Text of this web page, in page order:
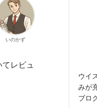
いのかず
てレビュ
ウイ
みが
ブロ